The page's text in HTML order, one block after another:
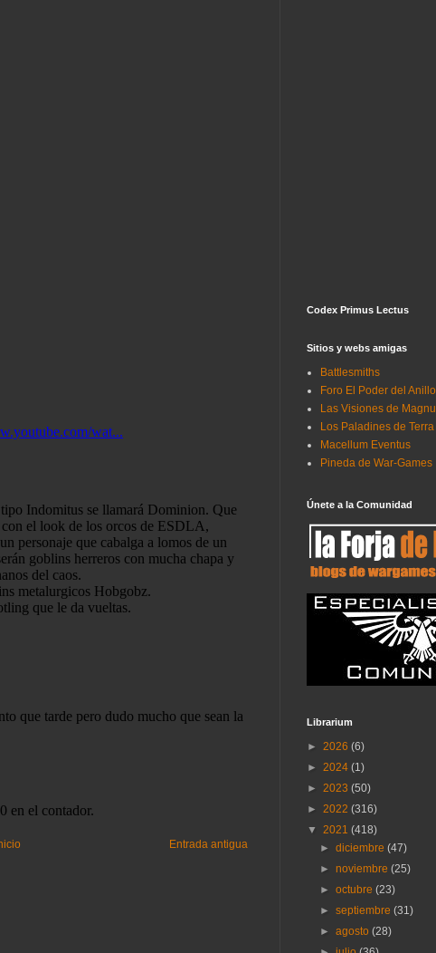
Entrada antigua
Codex Primus Lectus
Sitios y webs amigas
Battlesmiths
Foro El Poder del Anillo
Las Visiones de
Los Paladines de Terra
Macellum Eventus
Pineda de War-Games
Únete a la Comunidad
Librarium
► 2026 (6)
► 2024 (1)
► 2023 (50)
► 2022 (316)
▼ 2021 (418)
►diciembre(47)
►noviembre(25)
►octubre(23)
►septiembre(31)
►agosto(28)